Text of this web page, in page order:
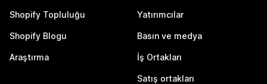
Shopify Topluluğu
Shopify Blogu
Araştırma
Yatırımcılar
Basın ve medya
İş Ortakları
Satış ortakları